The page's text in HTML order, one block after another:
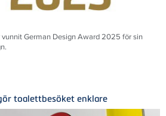
vunnit German Design Award 2025 för sin
toalettbesöket enklare